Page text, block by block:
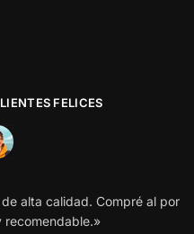
FELICES
alta calidad. Compré al por